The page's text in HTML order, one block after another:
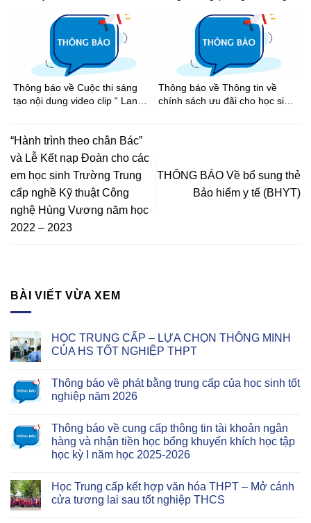
(30/4) và Ngày Quốc tế Lao
động (01/5) năm 2026
Thông báo về Cuộc thi sáng
tạo nội dung video clip “ Lan
năm học 2025-2026”
Thông báo về Thông tin về
chính sách ưu đãi cho học sinh
“Hành trình theo chân Bác”
và Lễ Kết nạp Đoàn cho các
em học sinh Trường Trung
cấp nghề Kỹ thuật Công
nghệ Hùng Vương năm học
2022 – 2023
THÔNG BÁO Về bổ sung thẻ
Bảo hiểm y tế (BHYT)
BÀI VIẾT VỪA XEM
HỌC TRUNG CẤP – LỰA CHỌN THÔNG MINH
CỦA HS TỐT NGHIỆP THPT
Thông báo về phát bằng trung cấp của học sinh tốt
nghiệp năm 2026
Thông báo về cung cấp thông tin tài khoản ngân
hàng và nhận tiền học bổng khuyến khích học tập
học kỳ I năm học 2025-2026
Học Trung cấp kết hợp văn hóa THPT – Mở cánh
cửa tương lai sau tốt nghiệp THCS